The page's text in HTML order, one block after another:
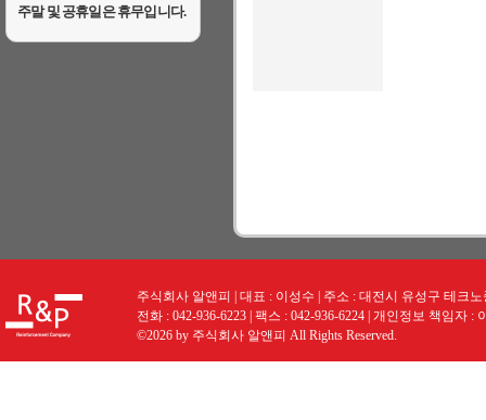
주말 및 공휴일은 휴무입니다.
주식회사 알앤피 | 대표 : 이성수 | 주소 : 대전시 유성구 테크
전화 : 042-936-6223 | 팩스 : 042-936-6224 | 개인정보 책임자 :
©2026 by 주식회사 알앤피 All Rights Reserved.